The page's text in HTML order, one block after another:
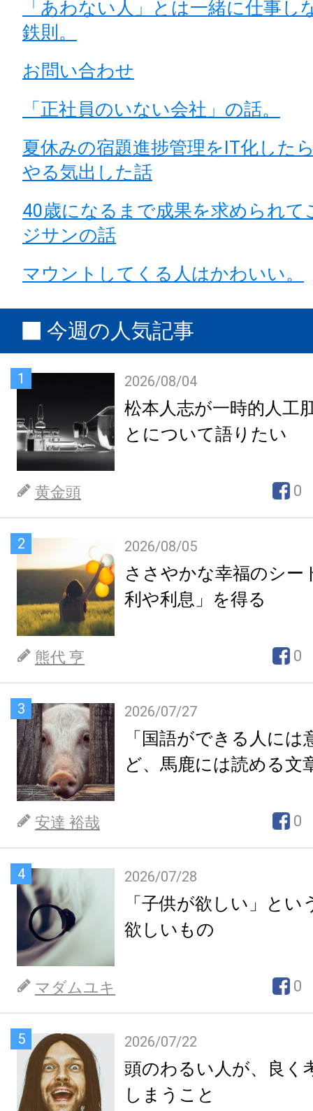
「あわない人」とは一緒に仕事し
鉄則。
お問い合わせ
「正社員のいない会社」の話。
夏休みの宿題進捗管理をIT化した
やる気出した話
40歳になるまで成果を求められて
ジサンの話
マウントしてくる人はかわいい。
今週の人気記事
1 2026/08/04
松本人志が一時的人工
とについて語りたい
黄金頭 0
2 2026/08/05
ささやかな幸福のシー
利や利息」を得る
熊代 亨 0
3 2026/07/27
「国語ができる人には
ど、馬鹿には読める文
安達 裕哉 0
4 2026/07/28
「子供が欲しい」とい
欲しいもの
マダムユキ 0
5 2026/07/22
頭のわるい人が、良く
しまうこと